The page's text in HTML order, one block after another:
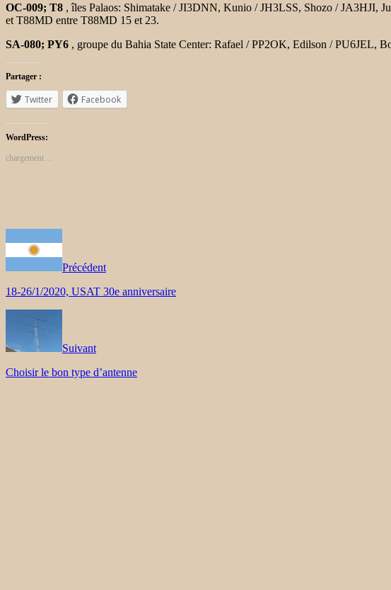
OC-009; T8 , îles Palaos: Shimatake / JI3DNN, Kunio / JH3LSS, Shozo / JA3HJI,
et T88MD entre T88MD 15 et 23.
SA-080; PY6 , groupe du Bahia State Center: Rafael / PP2OK, Edilson / PU6JEL,
Partager :
Twitter Facebook
WordPress:
chargement…
Précédent
18-26/1/2020, USAT 30e anniversaire
Suivant
Choisir le bon type d’antenne